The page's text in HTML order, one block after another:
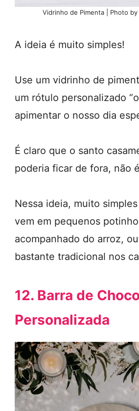
Vidrinho de Pimenta | Photo by
A ideia é muito simples!
Use um vidrinho de
um rótulo personalizado
apimentar o nosso dia
É claro que o santo
poderia ficar de fora, não
Nessa ideia, muito
vem em pequenos
acompanhado do arroz,
bastante tradicional nos
12. Barra de
Personalizada